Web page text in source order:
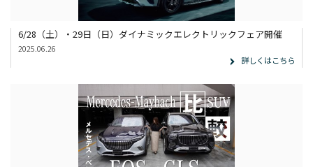
6/28（土）・29日（日）ダイナミックエレクトリックフェア開催
2025.06.26
詳しくはこちら